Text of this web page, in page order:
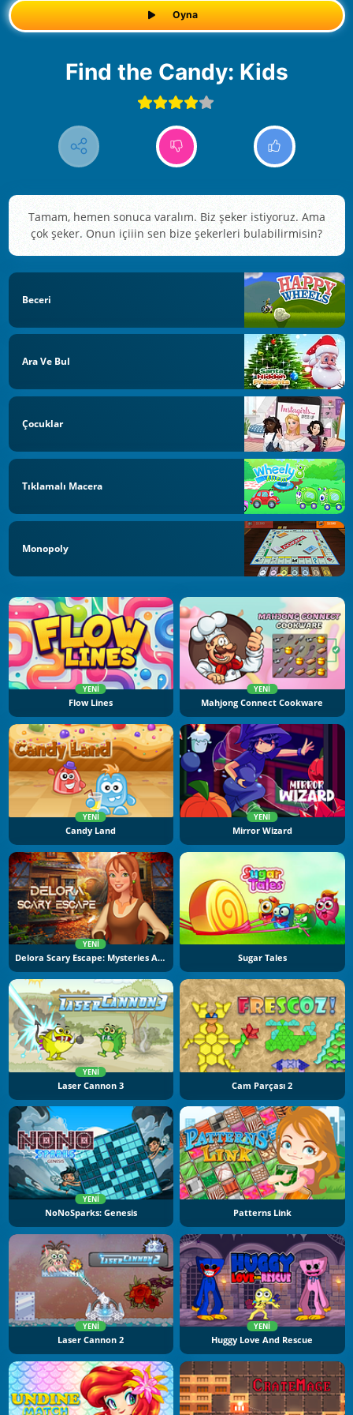
Oyna
Find the Candy: Kids
Tamam, hemen sonuca varalım. Biz şeker istiyoruz. Ama
çok şeker. Onun içiiin sen bize şekerleri bulabilirmisin?
Beceri
Ara Ve Bul
Çocuklar
Tıklamalı Macera
Monopoly
YENI
Flow Lines
YENI
Mahjong Connect Cookware
YENI
Candy Land
YENI
Mirror Wizard
YENI
Delora Scary Escape: Mysteries Adventure Sugar Tales
YENI
Laser Cannon 3 Cam Parçası 2
YENI
NoNoSparks: Genesis Patterns Link
YENI
Laser Cannon 2
YENI
Huggy Love And Rescue